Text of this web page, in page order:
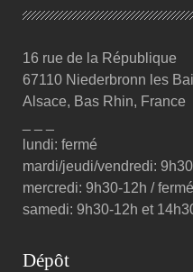
16 rue de la République
67110 Niederbronn les
Alsace, Bas Rhin, France
lundi: fermé
mardi/jeudi/vendredi:
mercredi: 9h30-12h /
samedi: 9h30-12h et
Dépôt